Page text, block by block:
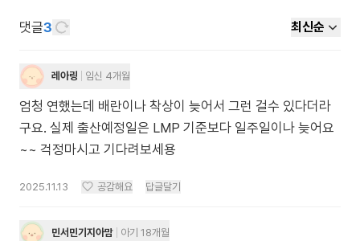
댓글3 최신순
레아링 임신 4개월
엄청 연했는데 배란이나 착상이 늦어서 그런 걸수 있다더라
구요. 실제 출산예정일은 LMP 기준보다 일주일이나 늦어요
~~ 걱정마시고 기다려보세용
2025.11.13 공감해요 답글달기
민서민기지아맘 아기 18개월